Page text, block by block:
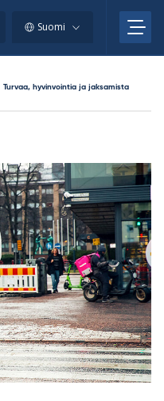
Suomi
Turvaa, hyvinvointia ja jaksamista